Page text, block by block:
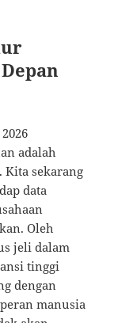
adalah
Kita sekarang
data
Oleh
jeli dalam
tinggi
dengan
manusia